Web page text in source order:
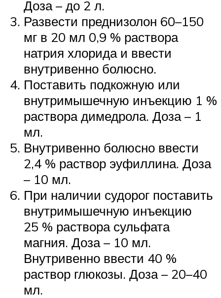
Доза – до 2 л.
Развести преднизолон 60–150
мг в 20 мл 0,9 % раствора
натрия хлорида и ввести
внутривенно болюсно.
Поставить подкожную или
внутримышечную инъекцию 1 %
раствора димедрола. Доза – 1
мл.
Внутривенно болюсно ввести
2,4 % раствор эуфиллина. Доза
– 10 мл.
При наличии судорог поставить
внутримышечную инъекцию
25 % раствора сульфата
магния. Доза – 10 мл.
Внутривенно ввести 40 %
раствор глюкозы. Доза – 20–40
мл.